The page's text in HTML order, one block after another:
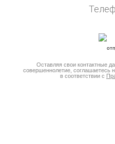
Оставляя свои контактные
совершеннолетие, соглашаетесь
в соответствии с